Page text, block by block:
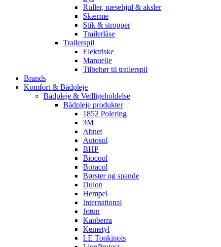
Ruller, næsehjul & aksler
Skærme
Stik & stropper
Trailerlåse
Trailerspil
Elektriske
Manuelle
Tilbehør til trailerspil
Brands
Komfort & Bådpleje
Bådpleje & Vedligeholdelse
Bådpleje produkter
1852 Polering
3M
Abnet
Autosol
BHP
Biocool
Boracol
Børster og spande
Dulon
Hempel
International
Jotun
Kanberra
Kemetyl
LE Tonkinois